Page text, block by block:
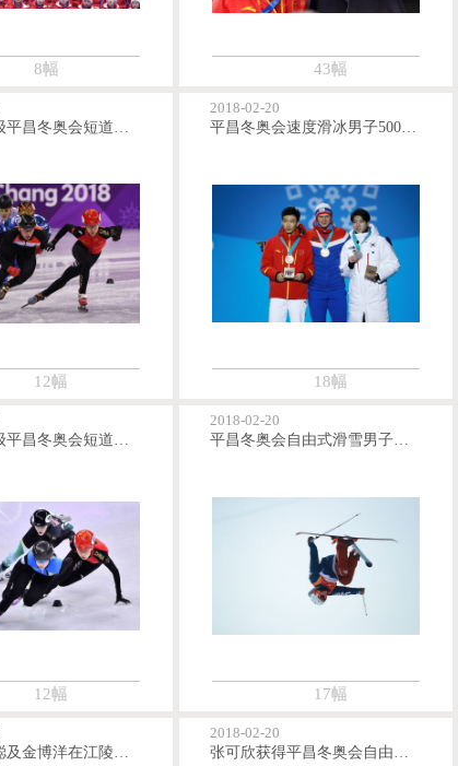
8幅 43幅
韩天宇晋级平昌冬奥会短道速滑男子500米1/4决赛
12幅
2018-02-20
平昌冬奥会速度滑冰男子500米颁奖仪式
18幅
曲春雨晋级平昌冬奥会短道速滑女子1000米半决赛
12幅
2018-02-20
平昌冬奥会自由式滑雪男子U型场地资格赛赛况
17幅
隋文静韩聪及金博洋在江陵海边放松心情
2018-02-20
张可欣获得平昌冬奥会自由式滑雪女子U型场地第九名